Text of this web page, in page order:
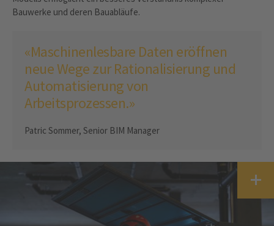
Bauwerke und deren Bauabläufe.
«Maschinenlesbare Daten eröffnen
neue Wege zur Rationalisierung und
Automatisierung von
Arbeitsprozessen.»
Patric Sommer, Senior BIM Manager